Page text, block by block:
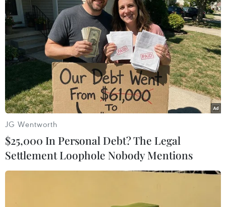
#Ngân hàng Trung ương Nhật Bản
#lãi suất
Nhật Bản
JG Wentworth
$25,000 In Personal Debt? The Legal
Settlement Loophole Nobody Mentions